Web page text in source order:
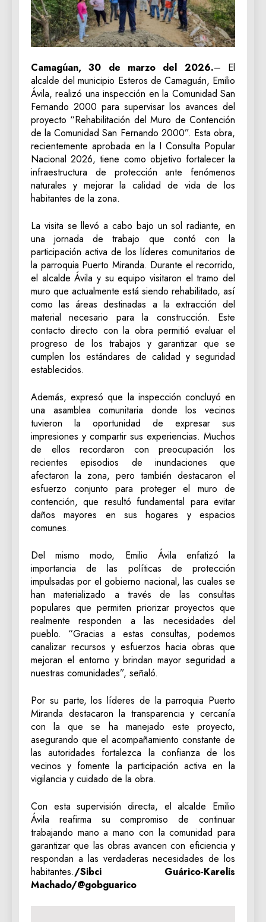
Camagúan, 30 de marzo del 2026.– El
alcalde del municipio Esteros de Camaguán, Emilio
Ávila, realizó una inspección en la Comunidad San
Fernando 2000 para supervisar los avances del
proyecto “Rehabilitación del Muro de Contención
de la Comunidad San Fernando 2000”. Esta obra,
recientemente aprobada en la I Consulta Popular
Nacional 2026, tiene como objetivo fortalecer la
infraestructura de protección ante fenómenos
naturales y mejorar la calidad de vida de los
habitantes de la zona.
La visita se llevó a cabo bajo un sol radiante, en
una jornada de trabajo que contó con la
participación activa de los líderes comunitarios de
la parroquia Puerto Miranda. Durante el recorrido,
el alcalde Ávila y su equipo visitaron el tramo del
muro que actualmente está siendo rehabilitado, así
como las áreas destinadas a la extracción del
material necesario para la construcción. Este
contacto directo con la obra permitió evaluar el
progreso de los trabajos y garantizar que se
cumplen los estándares de calidad y seguridad
establecidos.
Además, expresó que la inspección concluyó en
una asamblea comunitaria donde los vecinos
tuvieron la oportunidad de expresar sus
impresiones y compartir sus experiencias. Muchos
de ellos recordaron con preocupación los
recientes episodios de inundaciones que
afectaron la zona, pero también destacaron el
esfuerzo conjunto para proteger el muro de
contención, que resultó fundamental para evitar
daños mayores en sus hogares y espacios
comunes.
Del mismo modo, Emilio Ávila enfatizó la
importancia de las políticas de protección
impulsadas por el gobierno nacional, las cuales se
han materializado a través de las consultas
populares que permiten priorizar proyectos que
realmente responden a las necesidades del
pueblo. “Gracias a estas consultas, podemos
canalizar recursos y esfuerzos hacia obras que
mejoran el entorno y brindan mayor seguridad a
nuestras comunidades”, señaló.
Por su parte, los líderes de la parroquia Puerto
Miranda destacaron la transparencia y cercanía
con la que se ha manejado este proyecto,
asegurando que el acompañamiento constante de
las autoridades fortalezca la confianza de los
vecinos y fomente la participación activa en la
vigilancia y cuidado de la obra.
Con esta supervisión directa, el alcalde Emilio
Ávila reafirma su compromiso de continuar
trabajando mano a mano con la comunidad para
garantizar que las obras avancen con eficiencia y
respondan a las verdaderas necesidades de los
habitantes./Sibci Guárico-Karelis
Machado/@gobguarico